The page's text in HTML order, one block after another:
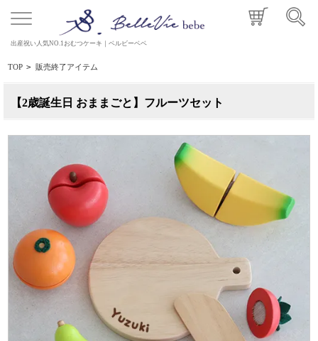
出産祝い人気NO.1おむつケーキ｜ベルビーベベ
TOP > 販売終了アイテム
【2歳誕生日 おままごと】フルーツセット